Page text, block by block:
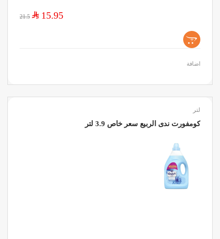
15.95
$
21.5
+
اضافة
لتر
كومفورت ندى الربيع سعر خاص 3.9 لتر